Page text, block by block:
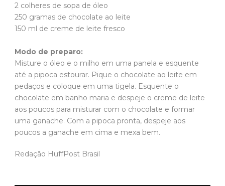
2 colheres de sopa de óleo
250 gramas de chocolate ao leite
150 ml de creme de leite fresco
Modo de preparo:
Misture o óleo e o milho em uma panela e esquente
até a pipoca estourar. Pique o chocolate ao leite em
pedaços e coloque em uma tigela. Esquente o
chocolate em banho maria e despeje o creme de leite
aos poucos para misturar com o chocolate e formar
uma ganache. Com a pipoca pronta, despeje aos
poucos a ganache em cima e mexa bem.
Redação HuffPost Brasil